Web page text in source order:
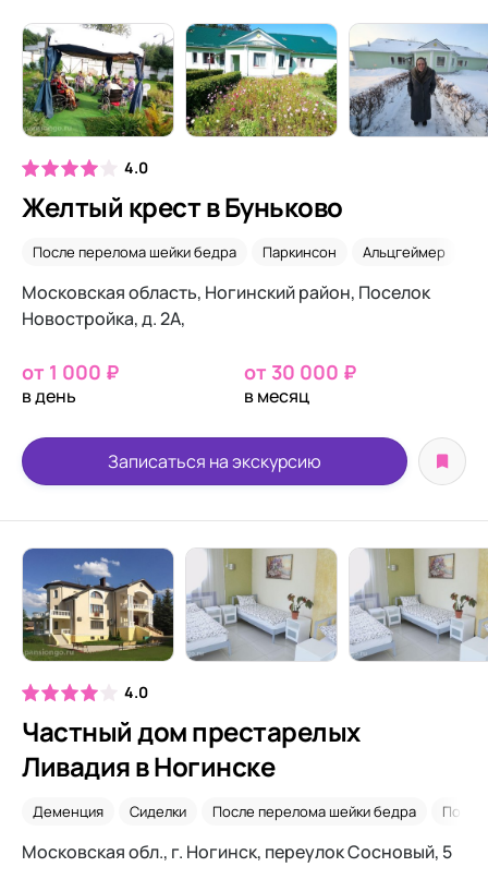
4.0
Желтый крест в Буньково
После перелома шейки бедра Паркинсон Альцгеймер
Московская область, Ногинский район, Поселок
Новостройка, д. 2А,
от 1 000 ₽
в день
от 30 000 ₽
в месяц
Записаться на экскурсию
4.0
Частный дом престарелых
Ливадия в Ногинске
Деменция Сиделки После перелома шейки бедра После
Московская обл., г. Ногинск, переулок Сосновый, 5